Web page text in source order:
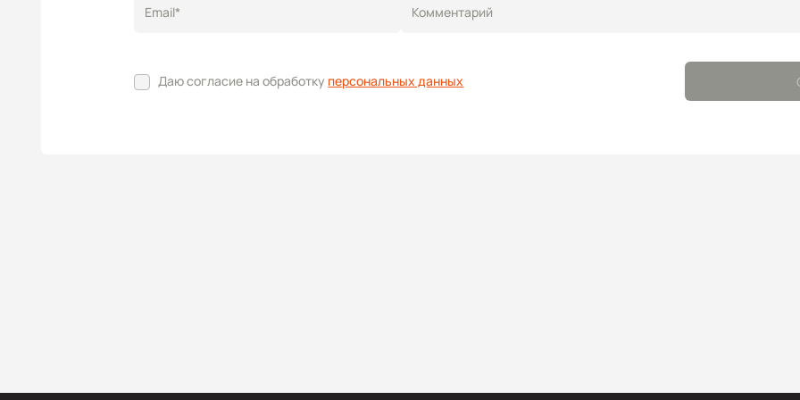
Email* Комментарий
Даю согласие на обработку персональных данных